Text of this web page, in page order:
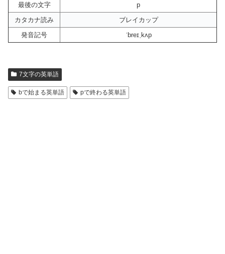
最後の文字
p
カタカナ読み
ブレイカップ
発音記号
ˈbreɪˌkʌp
7文字の英単語
bで始まる英単語 pで終わる英単語